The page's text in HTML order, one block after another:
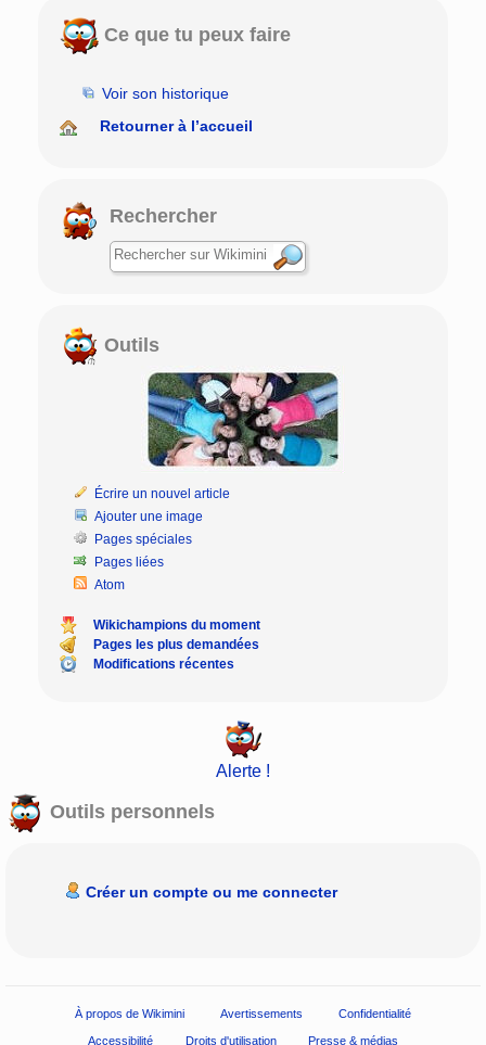
Ce que tu peux faire
Voir son historique
Retourner à l’accueil
Rechercher
Outils
Écrire un nouvel article
Ajouter une image
Pages spéciales
Pages liées
Atom
Wikichampions du moment
Pages les plus demandées
Modifications récentes
Alerte !
Outils personnels
Créer un compte ou me connecter
À propos de Wikimini Avertissements Confidentialité
Accessibilité Droits d'utilisation Presse & médias